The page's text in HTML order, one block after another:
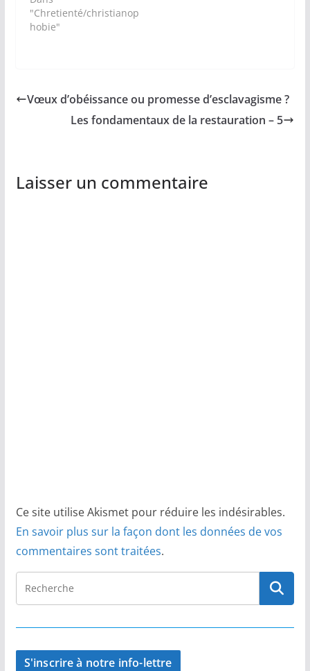
"Chretienté/christianop
hobie"
Vœux d’obéissance ou promesse d’esclavagisme ?
Les fondamentaux de la restauration – 5
Laisser un commentaire
Ce site utilise Akismet pour réduire les indésirables.
En savoir plus sur la façon dont les données de vos
commentaires sont traitées.
S'inscrire à notre info-lettre